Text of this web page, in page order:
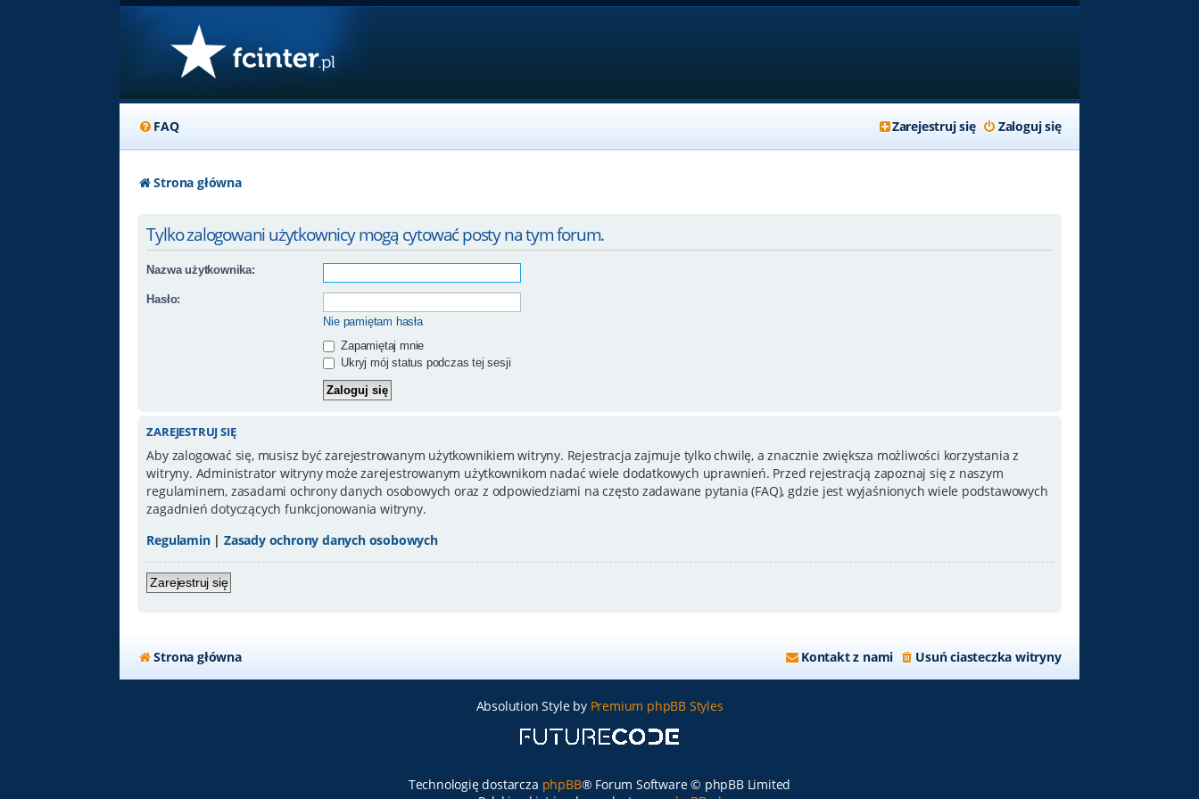
FAQ Zaloguj się
Zarejestruj się
Strona główna
Tylko zalogowani użytkownicy mogą cytować posty na tym forum.
Nazwa użytkownika:
Hasło:
Nie pamiętam hasła
Zapamiętaj mnie
Ukryj mój status podczas tej sesji
ZAREJESTRUJ SIĘ
Aby zalogować się, musisz być zarejestrowanym użytkownikiem witryny. Rejestracja zajmuje tylko chwilę, a znacznie zwiększa możliwości korzystania z
witryny. Administrator witryny może zarejestrowanym użytkownikom nadać wiele dodatkowych uprawnień. Przed rejestracją zapoznaj się z naszym
regulaminem, zasadami ochrony danych osobowych oraz z odpowiedziami na często zadawane pytania (FAQ), gdzie jest wyjaśnionych wiele podstawowych
zagadnień dotyczących funkcjonowania witryny.
Regulamin|Zasady ochrony danych osobowych
Zarejestruj się
Strona główna Usuń ciasteczka witryny
Kontakt z nami
Absolution Style by Premium phpBB Styles
Technologię dostarcza phpBB® Forum Software © phpBB Limited